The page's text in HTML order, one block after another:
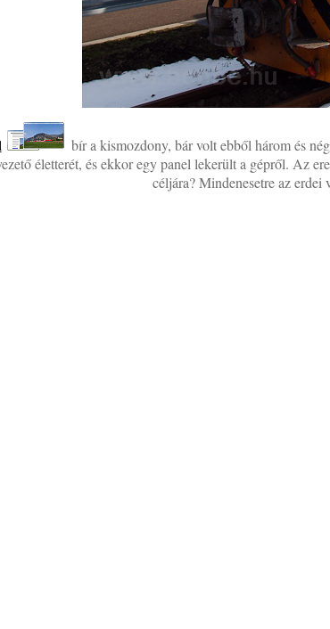
bír a kismozdony, bár volt ebből három és
életterét, és ekkor egy panel lekerült a gépről. Az
céljára? Mindenesetre az